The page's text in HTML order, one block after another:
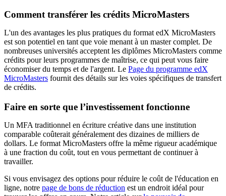
Comment transférer les crédits MicroMasters
L'un des avantages les plus pratiques du format edX MicroMasters
est son potentiel en tant que voie menant à un master complet. De
nombreuses universités acceptent les diplômes MicroMasters comme
crédits pour leurs programmes de maîtrise, ce qui peut vous faire
économiser du temps et de l'argent. Le Page du programme edX
MicroMasters fournit des détails sur les voies spécifiques de transfert
de crédits.
Faire en sorte que l’investissement fonctionne
Un MFA traditionnel en écriture créative dans une institution
comparable coûterait généralement des dizaines de milliers de
dollars. Le format MicroMasters offre la même rigueur académique
à une fraction du coût, tout en vous permettant de continuer à
travailler.
Si vous envisagez des options pour réduire le coût de l'éducation en
ligne, notre page de bons de réduction est un endroit idéal pour